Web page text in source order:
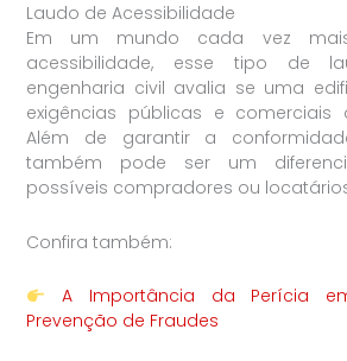
Laudo de Acessibilidade
Em um mundo cada vez
acessibilidade, esse tipo de
engenharia civil avalia se uma
exigências públicas e comerciais
Além de garantir a
também pode ser um
possíveis compradores ou
Confira também:
A Importância da Perícia
Prevenção de Fraudes